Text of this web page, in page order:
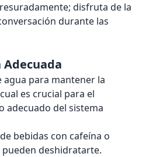
disfruta de la
durante las
agua para mantener la
es crucial para el
adecuado del sistema
bebidas con cafeína o
pueden deshidratarte.